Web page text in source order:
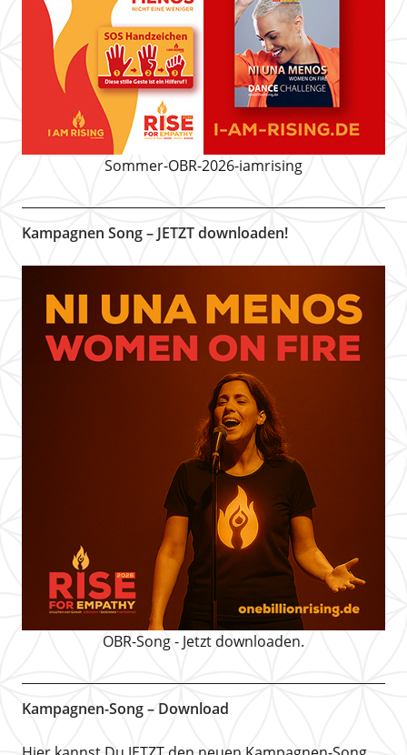
Sommer-OBR-2026-iamrising
Kampagnen Song – JETZT downloaden!
OBR-Song - Jetzt downloaden.
Kampagnen-Song – Download